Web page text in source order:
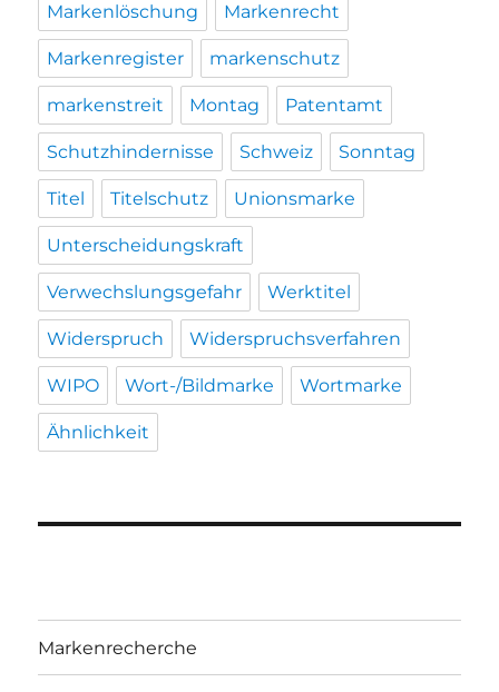
Markenlöschung Markenrecht
Markenregister markenschutz
markenstreit Montag Patentamt
Schutzhindernisse Schweiz Sonntag
Titel Titelschutz Unionsmarke
Unterscheidungskraft
Verwechslungsgefahr Werktitel
Widerspruch Widerspruchsverfahren
WIPO Wort-/Bildmarke Wortmarke
Ähnlichkeit
Markenrecherche